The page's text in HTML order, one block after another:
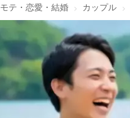
モテ・恋愛・結婚 カップル